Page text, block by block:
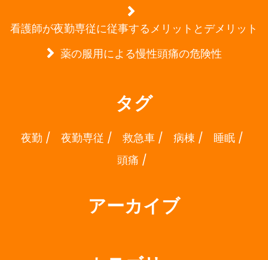
看護師が夜勤専従に従事するメリットとデメリット
薬の服用による慢性頭痛の危険性
タグ
夜勤 夜勤専従 救急車 病棟
睡眠
頭痛
アーカイブ